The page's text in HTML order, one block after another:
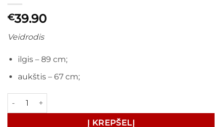
€39.90
Veidrodis
ilgis – 89 cm;
aukštis – 67 cm;
produkto kiekis: Veidrodis GLORIA 89x67 (parduotuvėje)
Į KREPŠELĮ